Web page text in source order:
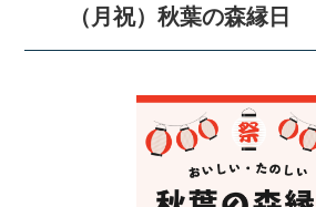
（月祝）秋葉の森縁日